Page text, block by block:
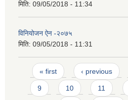
मिति: 09/05/2018 - 11:34
विनियोजन ऐन -२०७५
मिति: 09/05/2018 - 11:31
Pages
« first ‹ previous
9 10 11